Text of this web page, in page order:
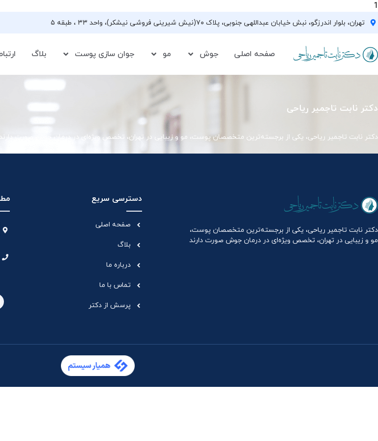
1
تهران، بلوار اندرزگو، نبش خیابان عبداللهی جنوبی، پلاک ۷۰(نیش شیرینی فروشی نیشکر)، واحد ۳۳ ، طبقه ۵
صفحه اصلی جوش مو جوان سازی پوست بلاگ
دکتر نابت تاجمیر ریاحی
دکتر نابت تاجمیر ریاحی، یکی از برجسته‌ترین متخصصان پوست، مو و زیبایی در تهران، تخصص ویژه‌ای در درمان جوش صورت دارند
دکتر نابت تاجمیر ریاحی، یکی از برجسته‌ترین متخصصان پوست،
مو و زیبایی در تهران، تخصص ویژه‌ای در درمان جوش صورت دارند
دسترسی سریع
صفحه اصلی
بلاگ
درباره ما
تماس با ما
پرسش از دکتر